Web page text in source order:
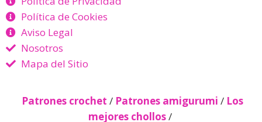
Política de Cookies
Aviso Legal
Nosotros
Mapa del Sitio
Patrones crochet / Patrones amigurumi / Los
mejores chollos/